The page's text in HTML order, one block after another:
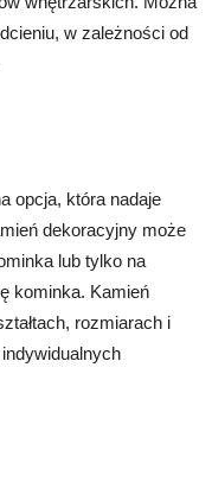
w zależności od
opcja, która nadaje
dekoracyjny może
lub tylko na
kominka. Kamień
rozmiarach i